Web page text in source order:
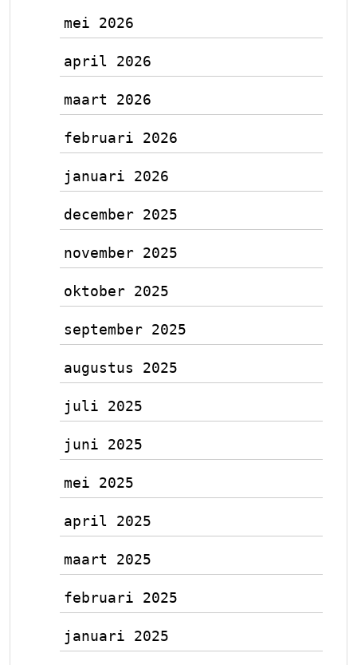
mei 2026
april 2026
maart 2026
februari 2026
januari 2026
december 2025
november 2025
oktober 2025
september 2025
augustus 2025
juli 2025
juni 2025
mei 2025
april 2025
maart 2025
februari 2025
januari 2025